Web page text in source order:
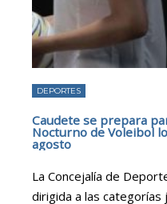
DEPORTES
Caudete se prepara
Nocturno de Voleibol
agosto
La Concejalía de
dirigida a las categorías